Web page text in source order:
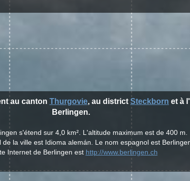
au canton Thurgovie, au district Steckborn et à
Berlingen.
s'étend sur 4,0 km². L'altitude maximum est de 400 m.
de la ville est Idioma alemán. Le nom espagnol est
Internet de Berlingen est http://www.berlingen.ch